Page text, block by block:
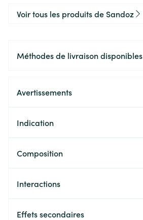
Voir tous les produits de Sandoz
Méthodes de livraison disponibles
Avertissements
Indication
Composition
Interactions
Effets secondaires